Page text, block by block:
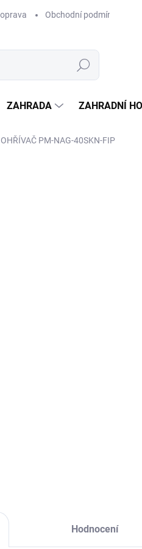
Obchodní podmínky
Hledat
ZAHRADA ZAHRADNÍ
PM-NAG-40SKN-FIP
Hodnocení